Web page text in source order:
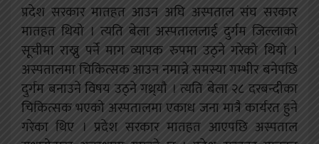
प्रदेश सरकार मातहत आउन अघि अस्पताल संघ सरकार
मातहत थियो । त्यति बेला अस्पताललाई दुर्गम जिल्लाको
सूचीमा राख्नु पर्ने माग व्यापक रुपमा उठ्ने गरेको थियो ।
अस्पतालमा चिकित्सक आउन नमान्ने समस्या गम्भीर बनेपछि
दुर्गम बनाउने विषय उठ्ने गथ्र्यौ । त्यति बेला २८ दरबन्दीका
चिकित्सक भएको अस्पतालमा एकाध जना मात्रै कार्यरत हुने
गरेका थिए । प्रदेश सरकार मातहत आएपछि अस्पताल